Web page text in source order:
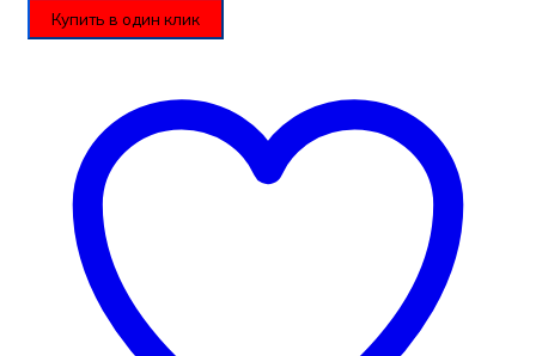
Купить в один клик